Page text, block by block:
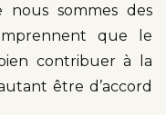
sommes des
que le
contribuer à la
être d’accord